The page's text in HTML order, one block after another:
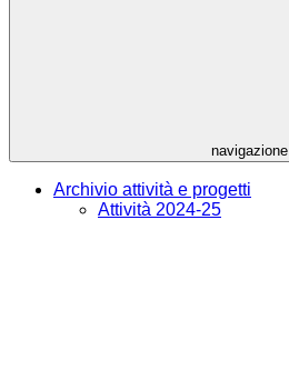
navigazione
Archivio attività e progetti
Attività 2024-25